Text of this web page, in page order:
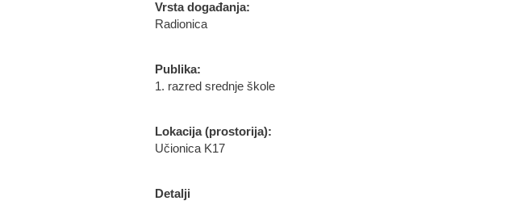
Vrsta događanja:
Radionica
Publika:
1. razred srednje škole
Lokacija (prostorija):
Učionica K17
Detalji